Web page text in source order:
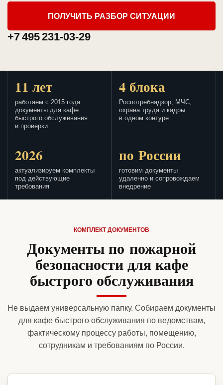
ПОЛУЧИТЬ РАЗБОР СИТУАЦИИ
+7 495 231-03-29
11 лет
работаем с 2015 года:
документы для кафе
быстрого обслуживания
и проверки
4 блока
Роспотребнадзор, МЧС,
охрана труда и кадры
в одном контуре
2026
актуализируем комплекты
под действующие
требования
по России
готовим документы
удаленно и сопровождаем
внедрение
КОМПЛЕКТ ДОКУМЕНТОВ
Документы по пожарной
безопасности для кафе
быстрого обслуживания
Не выдаем универсальную папку. Собираем документы
для кафе быстрого обслуживания по ведомствам,
фактическому процессу работы, помещению,
сотрудникам и требованиям по России.